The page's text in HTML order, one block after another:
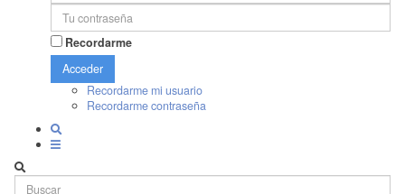
Recordarme
Acceder
Recordarme mi usuario
Recordarme contraseña